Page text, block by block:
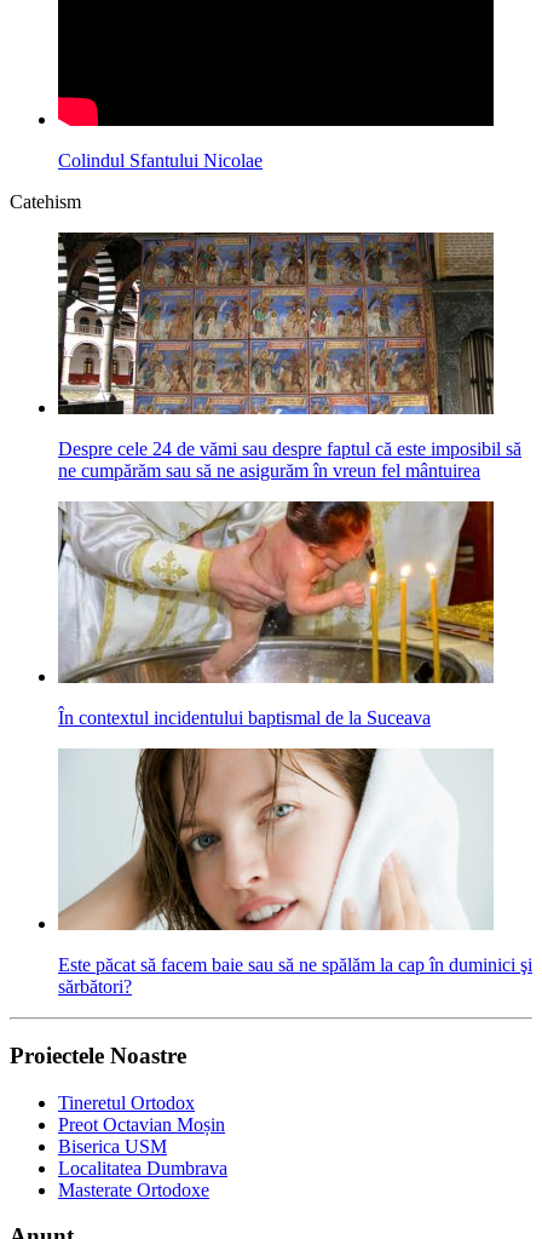
Colindul Sfantului Nicolae
Catehism
Despre cele 24 de vămi sau despre faptul că este imposibil să
ne cumpărăm sau să ne asigurăm în vreun fel mântuirea
În contextul incidentului baptismal de la Suceava
Este păcat să facem baie sau să ne spălăm la cap în duminici şi
sărbători?
Proiectele Noastre
Tineretul Ortodox
Preot Octavian Moșin
Biserica USM
Localitatea Dumbrava
Masterate Ortodoxe